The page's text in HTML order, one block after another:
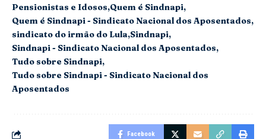
Pensionistas e Idosos Quem é Sindnapi
Quem é Sindnapi - Sindicato Nacional dos Aposentados
sindicato do irmão do Lula Sindnapi
Sindnapi - Sindicato Nacional dos Aposentados
Tudo sobre Sindnapi
Tudo sobre Sindnapi - Sindicato Nacional dos
Aposentados
Facebook